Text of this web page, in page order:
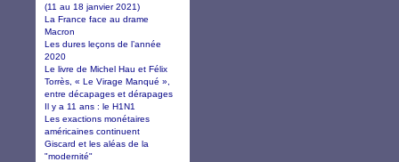
(11 au 18 janvier 2021)
La France face au drame
Macron
Les dures leçons de l’année
2020
Le livre de Michel Hau et Félix
Torrès, « Le Virage Manqué »,
entre décapages et dérapages
Il y a 11 ans : le H1N1
Les exactions monétaires
américaines continuent
Giscard et les aléas de la
"modernité"